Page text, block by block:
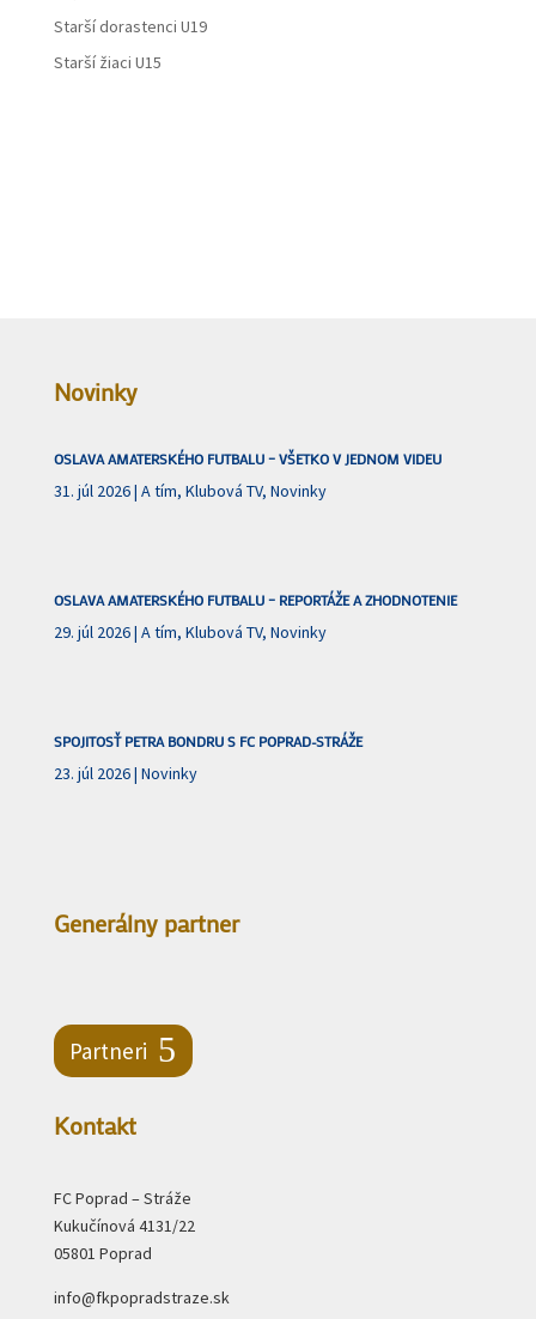
Starší dorastenci U19
Starší žiaci U15
Novinky
OSLAVA AMATERSKÉHO FUTBALU – VŠETKO V JEDNOM VIDEU
31. júl 2026| A tím, Klubová TV, Novinky
OSLAVA AMATERSKÉHO FUTBALU – REPORTÁŽE A ZHODNOTENIE
29. júl 2026| A tím, Klubová TV, Novinky
SPOJITOSŤ PETRA BONDRU S FC POPRAD-STRÁŽE
23. júl 2026| Novinky
Generálny partner
Partneri
Kontakt
FC Poprad – Stráže
Kukučínová 4131/22
05801 Poprad
info@fkpopradstraze.sk